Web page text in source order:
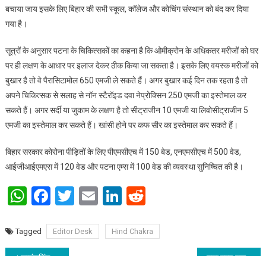
बचाया जाय इसके लिए बिहार की सभी स्कूल, कॉलेज और कोचिंग संस्थान को बंद कर दिया
गया है।
सूत्रों के अनुसार पटना के चिकित्सकों का कहना है कि ओमीक्रोन के अधिकतर मरीजों को घर
पर ही लक्षण के आधार पर इलाज देकर ठीक किया जा सकता है। इसके लिए वयस्क मरीजों को
बुखार है तो वे पैरासिटामोल 650 एमजी ले सकते हैं। अगर बुखार कई दिन तक रहता है तो
अपने चिकित्सक से सलाह से नॉन स्टैरॉइड दवा नेप्रोक्सिन 250 एमजी का इस्तेमाल कर
सकते हैं। अगर सर्दी या जुकाम के लक्षण है तो सीट्राजीन 10 एमजी या लिवोसीट्राजीन 5
एमजी का इस्तेमाल कर सकते हैं। खांसी होने पर कफ सीर का इस्तेमाल कर सकते हैं।
बिहार सरकार कोरोना पीड़ितों के लिए पीएमसीएच में 150 बेड, एनएमसीएच में 500 वेड,
आईजीआईएमएस में 120 वेड और पटना एम्स में 100 वेड की व्यवस्था सुनिष्चित की है।
WhatsApp
Facebook
Twitter
EmailLinkedIn
Tagged Editor Desk Hind Chakra